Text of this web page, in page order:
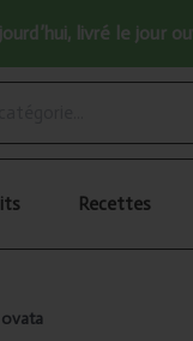
livré le jour
Recettes